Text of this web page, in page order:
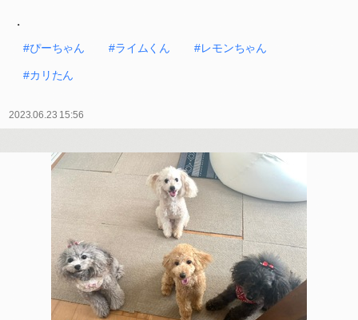
・
#ぴーちゃん
#ライムくん #レモンちゃん
#カリたん
2023.06.23 15:56